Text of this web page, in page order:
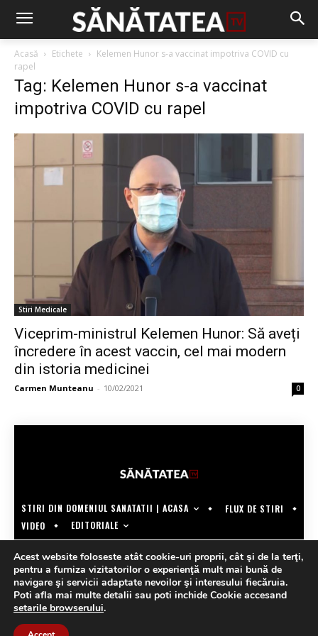
Acasă Etichete
Kelemen Hunor s-a vaccinat impotriva COVID cu
rapel
Tag: Kelemen Hunor s-a vaccinat
impotriva COVID cu rapel
Stiri Medicale
Viceprim-ministrul Kelemen Hunor: Să aveți
încredere în acest vaccin, cel mai modern
din istoria medicinei
Carmen Munteanu - 10/02/2021 0
STIRI DIN DOMENIUL SANATATII | ACASA
FLUX DE STIRI
VIDEO
EDITORIALE
Acest website foloseste atât cookie-uri proprii, cât şi de la terţi,
pentru a furniza vizitatorilor o experienţă mult mai bună de
navigare şi servicii adaptate nevoilor şi interesului fiecăruia.
Poti afla mai multe detalii sau poti inchide Cookie accesand
setarile browserului.